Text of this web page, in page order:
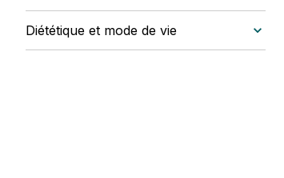
Diététique et mode de vie